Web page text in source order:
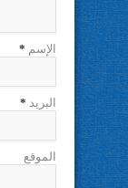
الإسم *
البريد *
الموقع